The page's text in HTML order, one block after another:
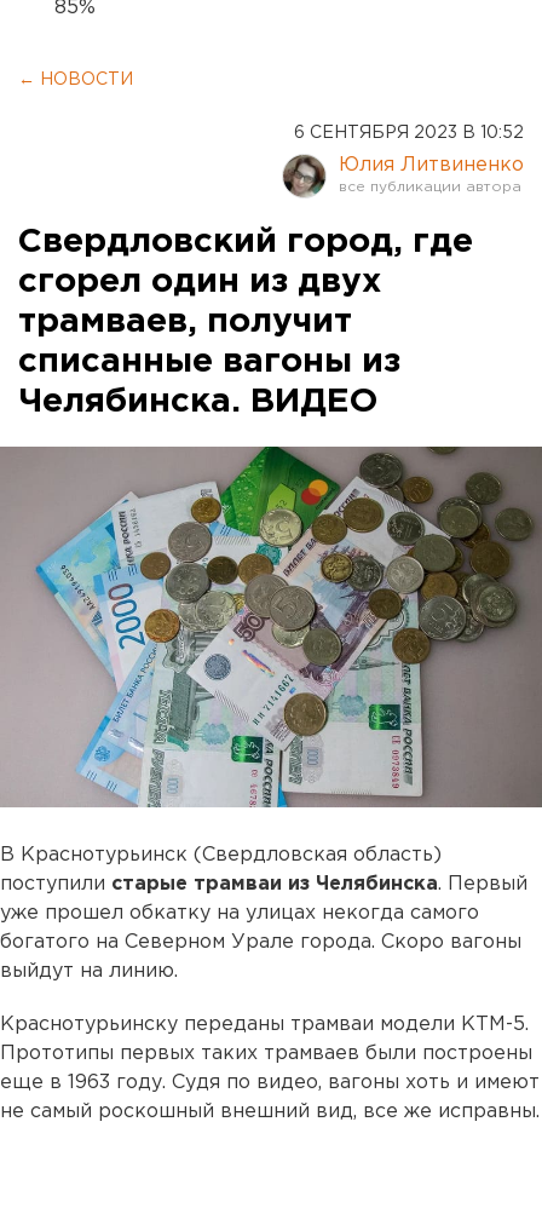
85%
← НОВОСТИ
6 СЕНТЯБРЯ 2023 В 10:52
Юлия Литвиненко
Свердловский город, где
сгорел один из двух
трамваев, получит
списанные вагоны из
Челябинска. ВИДЕО
В Краснотурьинск (Свердловская область)
поступили старые трамваи из Челябинска. Первый
уже прошел обкатку на улицах некогда самого
богатого на Северном Урале города. Скоро вагоны
выйдут на линию.
Краснотурьинску переданы трамваи модели КТМ-5.
Прототипы первых таких трамваев были построены
еще в 1963 году. Судя по видео, вагоны хоть и имеют
не самый роскошный внешний вид, все же исправны.